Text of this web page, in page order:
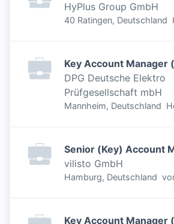
HyPlus Group GmbH
40 Ratingen, Deutschland
Key Account Manager
DPG Deutsche Elektro
Prüfgesellschaft mbH
Mannheim, Deutschland
Senior (Key) Account
vilisto GmbH
Hamburg, Deutschland
Key Account Manager